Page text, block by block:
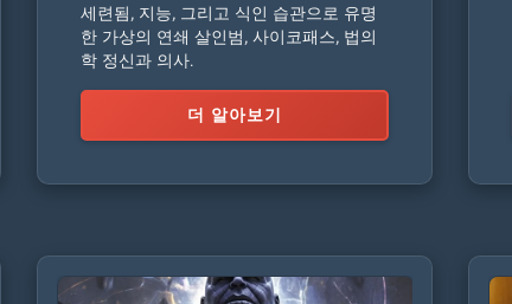
세련됨, 지능, 그리고 식인 습관으로 유명
한 가상의 연쇄 살인범, 사이코패스, 법의
학 정신과 의사.
더 알아보기